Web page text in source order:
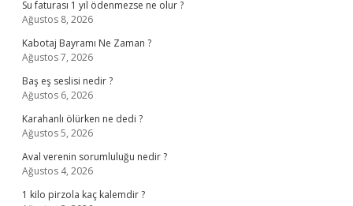
Su faturası 1 yıl ödenmezse ne olur ?
Ağustos 8, 2026
Kabotaj Bayramı Ne Zaman ?
Ağustos 7, 2026
Baş eş seslisi nedir ?
Ağustos 6, 2026
Karahanlı ölürken ne dedi ?
Ağustos 5, 2026
Aval verenin sorumluluğu nedir ?
Ağustos 4, 2026
1 kilo pirzola kaç kalemdir ?